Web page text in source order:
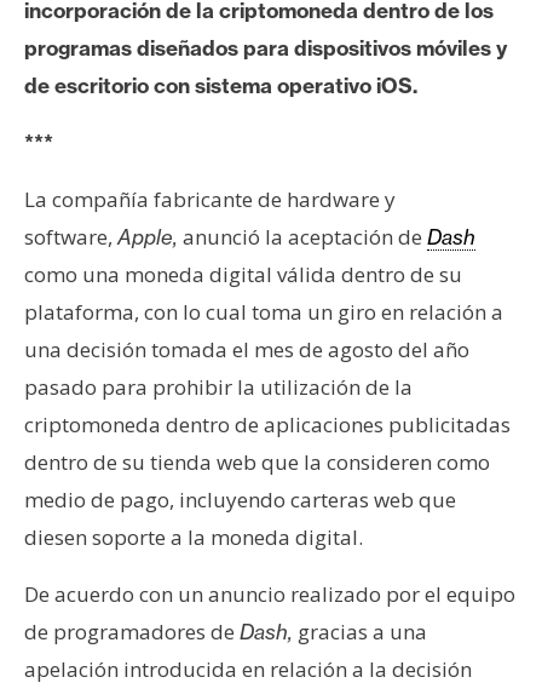
o
s
c
o
i
n
E
t
e
r
e
m
I
incorporación de la criptomoneda dentro de los
programas diseñados para dispositivos móviles y
de escritorio con sistema operativo iOS.
***
La compañía fabricante de hardware y
software, Apple, anunció la aceptación de Dash
como una moneda digital válida dentro de su
plataforma, con lo cual toma un giro en relación a
una decisión tomada el mes de agosto del año
pasado para prohibir la utilización de la
criptomoneda dentro de aplicaciones publicitadas
dentro de su tienda web que la consideren como
medio de pago, incluyendo carteras web que
diesen soporte a la moneda digital.
De acuerdo con un anuncio realizado por el equipo
de programadores de Dash, gracias a una
apelación introducida en relación a la decisión